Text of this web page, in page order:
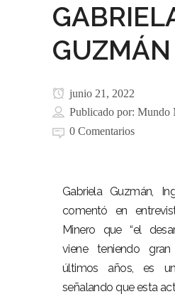
GUZMÁN
junio 21, 2022
Publicado por: Mundo
0 Comentarios
Gabriela Guzmán,
comentó en
Minero que “el
viene teniendo
últimos años, es
señalando que esta